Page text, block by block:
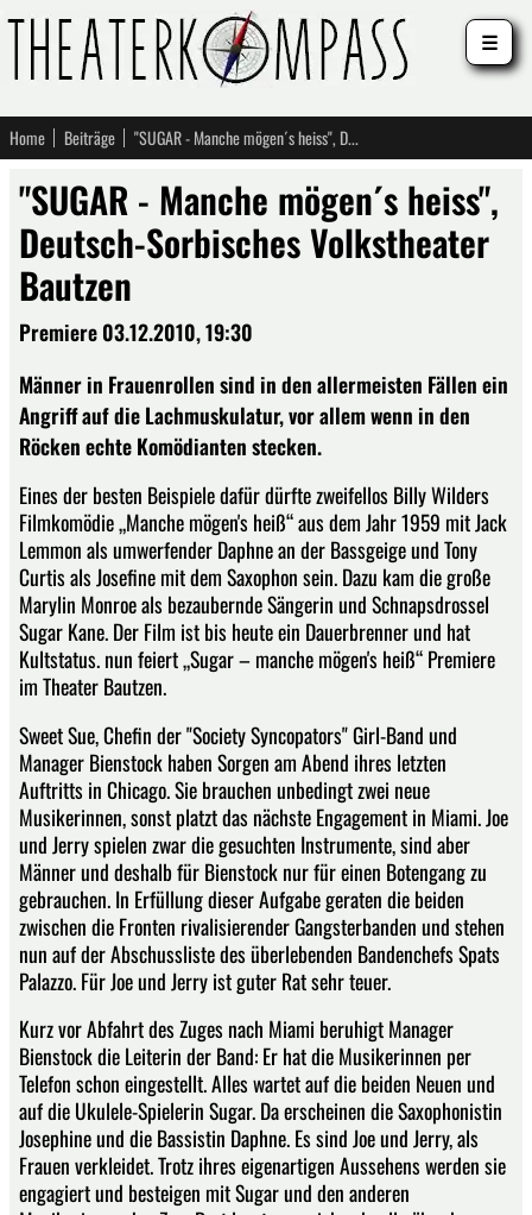
Home Beiträge "SUGAR - Manche mögen´s heiss", Deutsch-Sorbisches Volkstheater Bautzen
"SUGAR - Manche mögen´s heiss",
Deutsch-Sorbisches Volkstheater
Bautzen
Premiere 03.12.2010, 19:30
Männer in Frauenrollen sind in den allermeisten Fällen ein
Angriff auf die Lachmuskulatur, vor allem wenn in den
Röcken echte Komödianten stecken.
Eines der besten Beispiele dafür dürfte zweifellos Billy Wilders
Filmkomödie „Manche mögen's heiß“ aus dem Jahr 1959 mit Jack
Lemmon als umwerfender Daphne an der Bassgeige und Tony
Curtis als Josefine mit dem Saxophon sein. Dazu kam die große
Marylin Monroe als bezaubernde Sängerin und Schnapsdrossel
Sugar Kane. Der Film ist bis heute ein Dauerbrenner und hat
Kultstatus. nun feiert „Sugar – manche mögen's heiß“ Premiere
im Theater Bautzen.
Sweet Sue, Chefin der "Society Syncopators" Girl-Band und
Manager Bienstock haben Sorgen am Abend ihres letzten
Auftritts in Chicago. Sie brauchen unbedingt zwei neue
Musikerinnen, sonst platzt das nächste Engagement in Miami. Joe
und Jerry spielen zwar die gesuchten Instrumente, sind aber
Männer und deshalb für Bienstock nur für einen Botengang zu
gebrauchen. In Erfüllung dieser Aufgabe geraten die beiden
zwischen die Fronten rivalisierender Gangsterbanden und stehen
nun auf der Abschussliste des überlebenden Bandenchefs Spats
Palazzo. Für Joe und Jerry ist guter Rat sehr teuer.
Kurz vor Abfahrt des Zuges nach Miami beruhigt Manager
Bienstock die Leiterin der Band: Er hat die Musikerinnen per
Telefon schon eingestellt. Alles wartet auf die beiden Neuen und
auf die Ukulele-Spielerin Sugar. Da erscheinen die Saxophonistin
Josephine und die Bassistin Daphne. Es sind Joe und Jerry, als
Frauen verkleidet. Trotz ihres eigenartigen Aussehens werden sie
engagiert und besteigen mit Sugar und den anderen
☰